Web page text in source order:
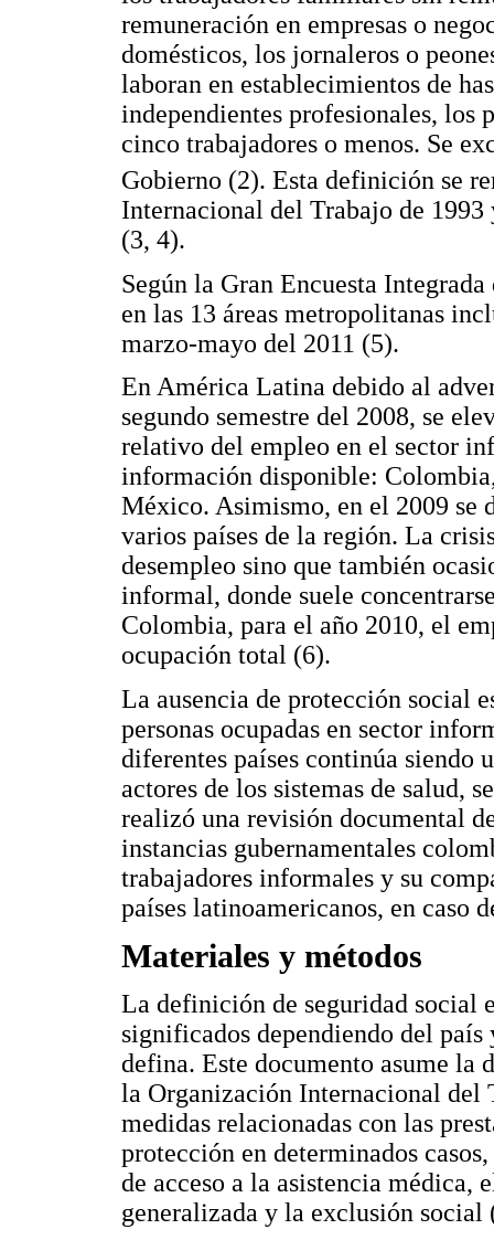
remuneración en empresas o
domésticos, los jornaleros o
laboran en establecimientos de
independientes profesionales, los
cinco trabajadores o menos. Se
Gobierno (2). Esta definición se
Internacional del Trabajo de
(3, 4).
Según la Gran Encuesta
en las 13 áreas metropolitanas
marzo-mayo del 2011 (5).
En América Latina debido al
segundo semestre del 2008, se
relativo del empleo en el sector
información disponible:
México. Asimismo, en el 2009 se
varios países de la región. La
desempleo sino que también
informal, donde suele
Colombia, para el año 2010, el
ocupación total (6).
La ausencia de protección social
personas ocupadas en sector
diferentes países continúa siendo
actores de los sistemas de salud,
realizó una revisión documental
instancias gubernamentales
trabajadores informales y su
países latinoamericanos, en caso
Materiales y métodos
La definición de seguridad social
significados dependiendo del
defina. Este documento asume la
la Organización Internacional del
medidas relacionadas con las
protección en determinados
de acceso a la asistencia
generalizada y la exclusión social